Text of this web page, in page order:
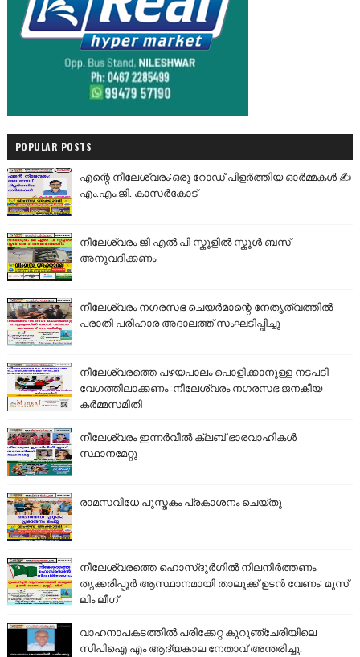
POPULAR POSTS
എന്റെ നീലേശ്വരം:ഒരു റോഡ് പിളർത്തിയ ഓർമ്മകൾ ✍️
എം.എം.ജി. കാസർകോട്
നീലേശ്വരം ജി എൽ പി സ്കൂളിൽ സ്കൂൾ ബസ്
അനുവദിക്കണം
നീലേശ്വരം നഗരസഭ ചെയർമാന്റെ നേതൃത്വത്തിൽ
പരാതി പരിഹാര അദാലത്ത് സംഘടിപ്പിച്ചു
നീലേശ്വരത്തെ പഴയപാലം പൊളിക്കാനുള്ള നടപടി
വേഗത്തിലാക്കണം :നീലേശ്വരം നഗരസഭ ജനകീയ
കർമ്മസമിതി
നീലേശ്വരം ഇന്നർവീൽ ക്ലബ് ഭാരവാഹികൾ
സ്ഥാനമേറ്റു
രാമസവിധേ പുസ്തകം പ്രകാശനം ചെയ്തു
നീലേശ്വരത്തെ ഹൊസ്ദുർഗിൽ നിലനിർത്തണം;
തൃക്കരിപ്പൂർ ആസ്ഥാനമായി താലൂക്ക് ഉടൻ വേണം: മുസ്
ലിം ലീഗ്
വാഹനാപകടത്തിൽ പരിക്കേറ്റ കുറുഞ്ചേരിയിലെ
സിപിഐ എം ആദ്യകാല നേതാവ് അന്തരിച്ചു.